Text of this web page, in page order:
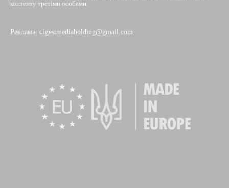
контенту третіми особами.
Реклама: digestmediaholding@gmail.com